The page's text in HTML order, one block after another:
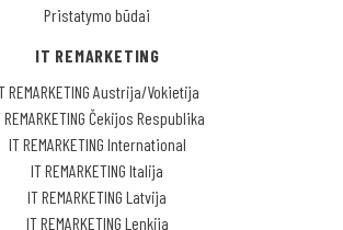
Pristatymo būdai
IT REMARKETING
REMARKETING Austrija/Vokietija
REMARKETING Čekijos Respublika
IT REMARKETING International
IT REMARKETING Italija
IT REMARKETING Latvija
IT REMARKETING Lenkija